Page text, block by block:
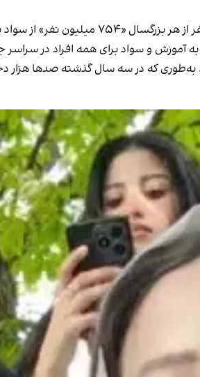
آموزش و سواد برای همه افراد در
به‌طوری که در سه سال گذشته صدها